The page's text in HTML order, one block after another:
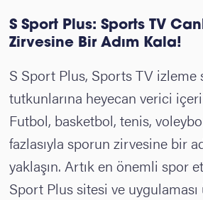
S Sport Plus: Sports TV
Zirvesine Bir Adım Kala!
S Sport Plus, Sports TV izleme
tutkunlarına heyecan verici
Futbol, basketbol, tenis,
fazlasıyla sporun zirvesine bir
yaklaşın. Artık en önemli spor
Sport Plus sitesi ve